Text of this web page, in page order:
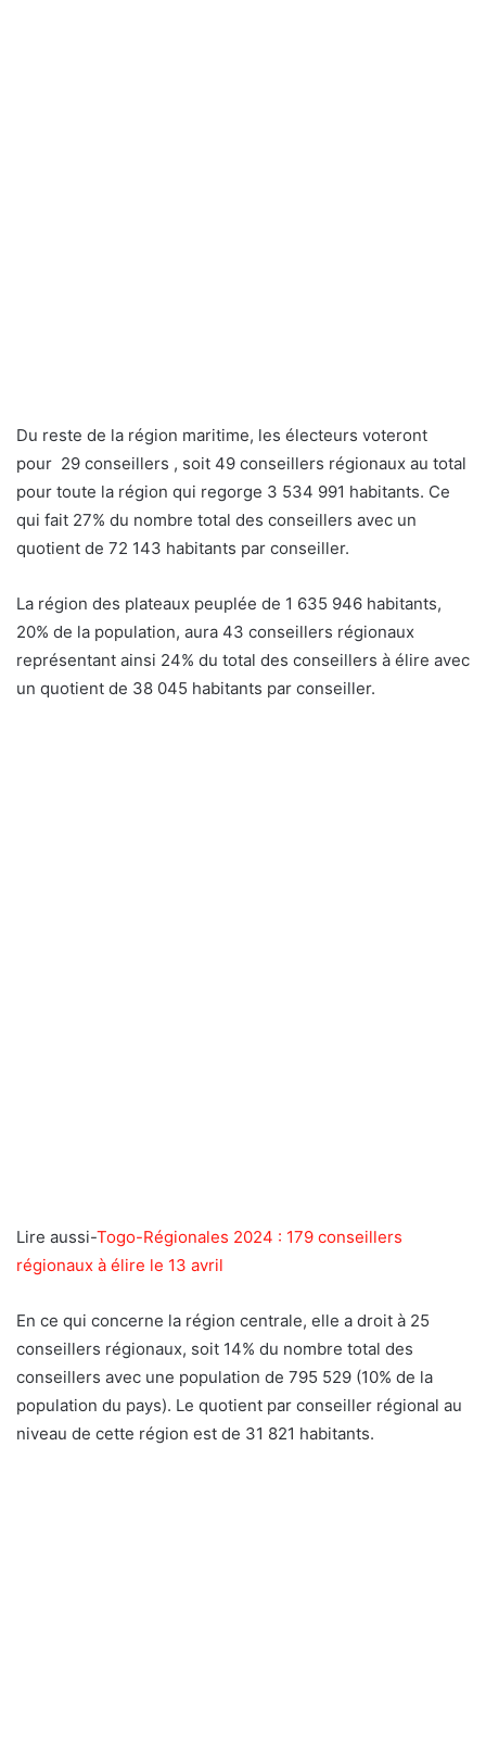
Du reste de la région maritime, les électeurs voteront
pour 29 conseillers , soit 49 conseillers régionaux au total
pour toute la région qui regorge 3 534 991 habitants. Ce
qui fait 27% du nombre total des conseillers avec un
quotient de 72 143 habitants par conseiller.
La région des plateaux peuplée de 1 635 946 habitants,
20% de la population, aura 43 conseillers régionaux
représentant ainsi 24% du total des conseillers à élire avec
un quotient de 38 045 habitants par conseiller.
Lire aussi-Togo-Régionales 2024 : 179 conseillers
régionaux à élire le 13 avril
En ce qui concerne la région centrale, elle a droit à 25
conseillers régionaux, soit 14% du nombre total des
conseillers avec une population de 795 529 (10% de la
population du pays). Le quotient par conseiller régional au
niveau de cette région est de 31 821 habitants.